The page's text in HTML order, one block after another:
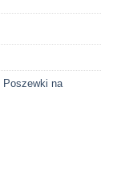
Poszewki na